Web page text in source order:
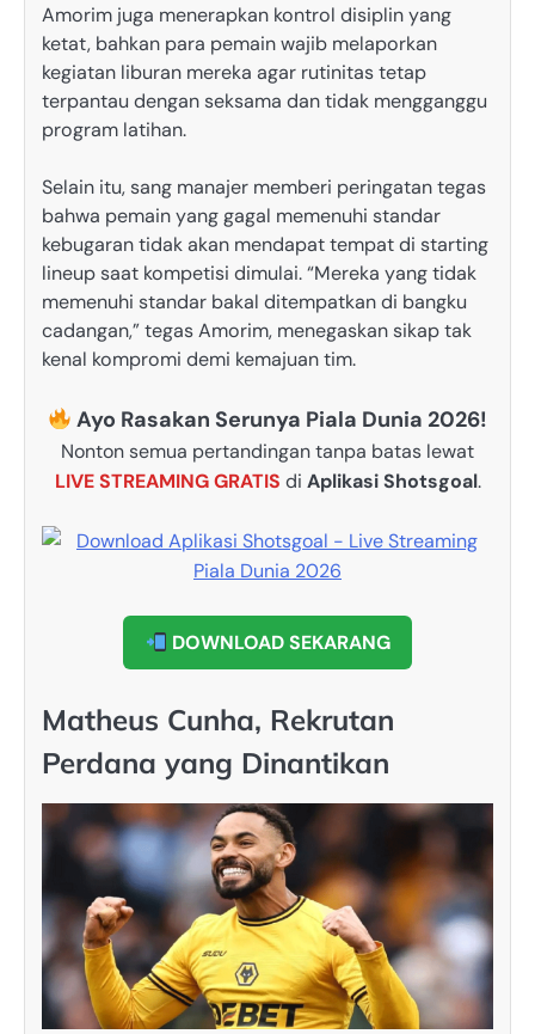
Amorim juga menerapkan kontrol disiplin yang
ketat, bahkan para pemain wajib melaporkan
kegiatan liburan mereka agar rutinitas tetap
terpantau dengan seksama dan tidak mengganggu
program latihan.
Selain itu, sang manajer memberi peringatan tegas
bahwa pemain yang gagal memenuhi standar
kebugaran tidak akan mendapat tempat di starting
lineup saat kompetisi dimulai. “Mereka yang tidak
memenuhi standar bakal ditempatkan di bangku
cadangan,” tegas Amorim, menegaskan sikap tak
kenal kompromi demi kemajuan tim.
Ayo Rasakan Serunya Piala Dunia 2026!
Nonton semua pertandingan tanpa batas lewat
LIVE STREAMING GRATIS di Aplikasi Shotsgoal.
DOWNLOAD SEKARANG
Matheus Cunha, Rekrutan
Perdana yang Dinantikan